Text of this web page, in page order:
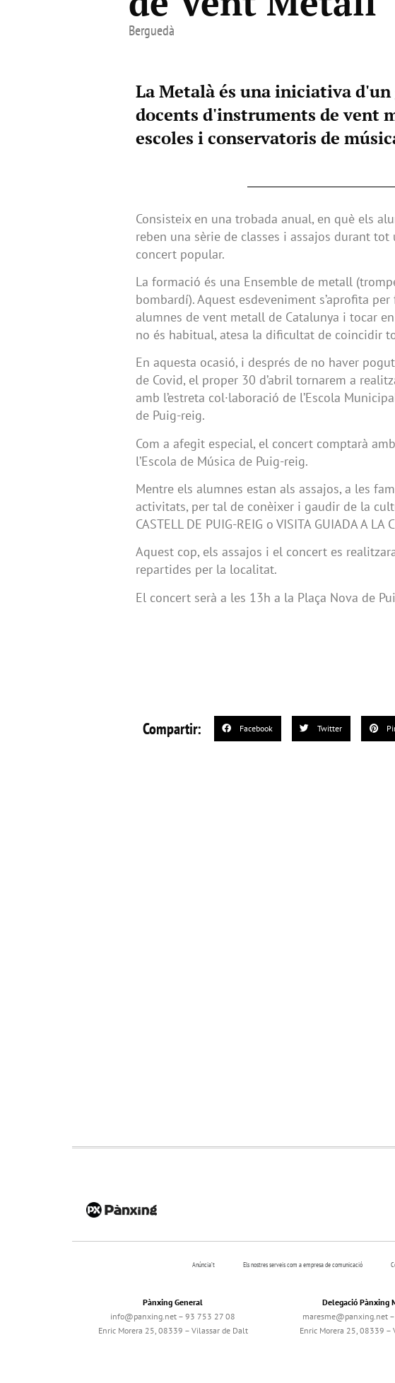
Berguedà
La Metalà és una iniciativa
docents d'instruments de vent
escoles i conservatoris de
Consisteix en una trobada anual, en què els
reben una sèrie de classes i assajos durant
concert popular.
La formació és una Ensemble de metall
bombardí). Aquest esdeveniment s’aprofita
alumnes de vent metall de Catalunya i tocar
no és habitual, atesa la dificultat de coincidir
En aquesta ocasió, i després de no haver
de Covid, el proper 30 d’abril tornarem a
amb l’estreta col·laboració de l’Escola
de Puig-reig.
Com a afegit especial, el concert comptarà
l’Escola de Música de Puig-reig.
Mentre els alumnes estan als assajos, a les
activitats, per tal de conèixer i gaudir de la
CASTELL DE PUIG-REIG o VISITA GUIADA A LA
Aquest cop, els assajos i el concert es
repartides per la localitat.
El concert serà a les 13h a la Plaça Nova de
Compartir: Facebook Twitter
Anúncia’t Els nostres serveis com a empresa de comunicació
Pànxing General
info@panxing.net – 93 753 27 08
Enric Morera 25, 08339 – Vilassar de Dalt
Delegació Pànxing
maresme@panxing.net
Enric Morera 25, 08339 –